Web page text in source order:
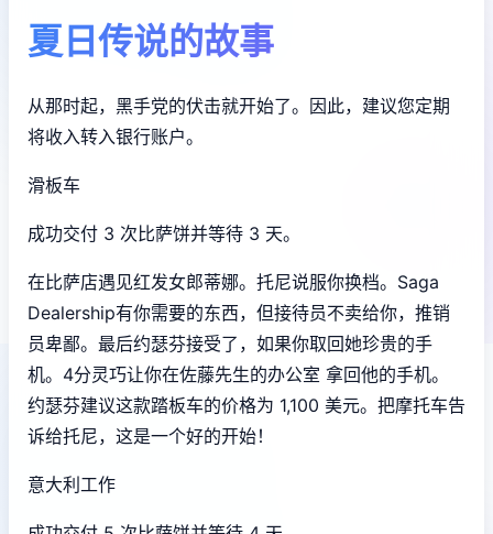
夏日传说的故事
从那时起，黑手党的伏击就开始了。因此，建议您定期
将收入转入银行账户。
滑板车
成功交付 3 次比萨饼并等待 3 天。
在比萨店遇见红发女郎蒂娜。托尼说服你换档。Saga
Dealership有你需要的东西，但接待员不卖给你，推销
员卑鄙。最后约瑟芬接受了，如果你取回她珍贵的手
机。4分灵巧让你在佐藤先生的办公室 拿回他的手机。
约瑟芬建议这款踏板车的价格为 1,100 美元。把摩托车告
诉给托尼，这是一个好的开始！
意大利工作